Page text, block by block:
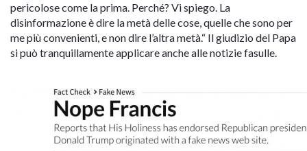
pericolose come la prima. Perché? Vi spiego. La
disinformazione è dire la metà delle cose, quelle che sono per
me più convenienti, e non dire l’altra metà.“ Il giudizio del Papa
si può tranquillamente applicare anche alle notizie fasulle.